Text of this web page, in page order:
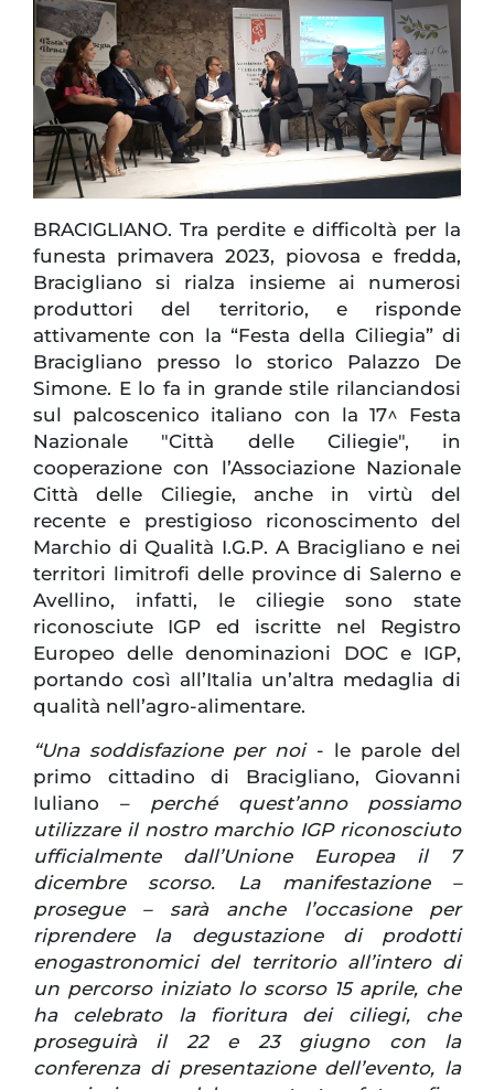
BRACIGLIANO. Tra perdite e difficoltà per la
funesta primavera 2023, piovosa e fredda,
Bracigliano si rialza insieme ai numerosi
produttori del territorio, e risponde
attivamente con la “Festa della Ciliegia” di
Bracigliano presso lo storico Palazzo De
Simone. E lo fa in grande stile rilanciandosi
sul palcoscenico italiano con la 17^ Festa
Nazionale "Città delle Ciliegie", in
cooperazione con l’Associazione Nazionale
Città delle Ciliegie, anche in virtù del
recente e prestigioso riconoscimento del
Marchio di Qualità I.G.P. A Bracigliano e nei
territori limitrofi delle province di Salerno e
Avellino, infatti, le ciliegie sono state
riconosciute IGP ed iscritte nel Registro
Europeo delle denominazioni DOC e IGP,
portando così all’Italia un’altra medaglia di
qualità nell’agro-alimentare.
“Una soddisfazione per noi - le parole del
primo cittadino di Bracigliano, Giovanni
Iuliano – perché quest’anno possiamo
utilizzare il nostro marchio IGP riconosciuto
ufficialmente dall’Unione Europea il 7
dicembre scorso. La manifestazione –
prosegue – sarà anche l’occasione per
riprendere la degustazione di prodotti
enogastronomici del territorio all’intero di
un percorso iniziato lo scorso 15 aprile, che
ha celebrato la fioritura dei ciliegi, che
proseguirà il 22 e 23 giugno con la
conferenza di presentazione dell’evento, la